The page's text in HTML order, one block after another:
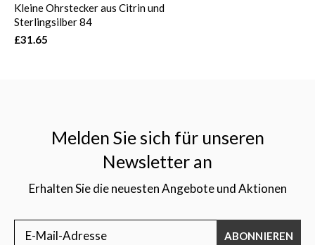
Kleine Ohrstecker aus Citrin und
Sterlingsilber 84
£31.65
Melden Sie sich für unseren
Newsletter an
Erhalten Sie die neuesten Angebote und Aktionen
ABONNIEREN